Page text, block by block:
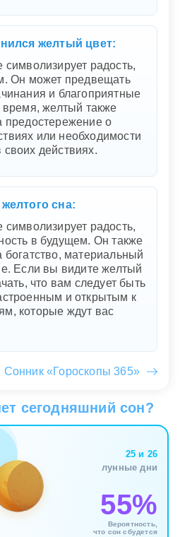
желтый цвет:
радость,
Он может предвещать
и благоприятные
желтый также
предостережение о
или необходимости
действиях.
сна:
радость,
в будущем. Он также
богатство, материальный
Если вы видите желтый
что вам следует быть
и открытым к
которые ждут вас
Сонник «Гороскопы 365»
сегодняшний сон?
25 и 26
лунные дни
55%
Вероятность,
что сон сбудется